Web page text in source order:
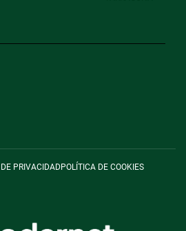
PRIVACIDADPOLÍTICA DE COOKIES